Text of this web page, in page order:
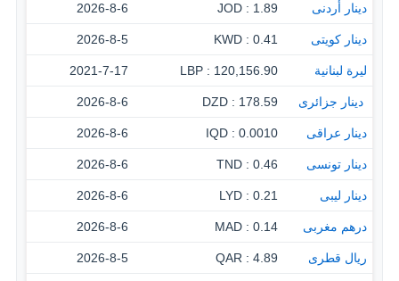
دينار أردنى 1.89 : JOD
2026-8-6
دينار كويتى 0.41 : KWD
2026-8-5
ليرة لبنانية 120,156.90 : LBP
2021-7-17
‏ دينار جزائرى 178.59 : DZD
2026-8-6
دينار عراقى 0.0010 : IQD
2026-8-6
دينار تونسى 0.46 : TND
2026-8-6
دينار ليبى 0.21 : LYD
2026-8-6
درهم مغربى 0.14 : MAD
2026-8-6
ريال قطرى 4.89 : QAR
2026-8-5